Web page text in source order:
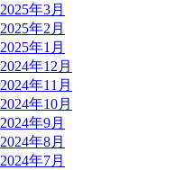
2025年3月
2025年2月
2025年1月
2024年12月
2024年11月
2024年10月
2024年9月
2024年8月
2024年7月